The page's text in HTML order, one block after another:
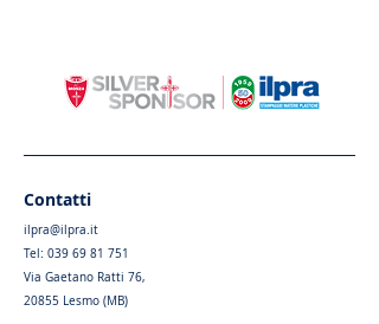
Contatti
ilpra@ilpra.it
Tel: 039 69 81 751
Via Gaetano Ratti 76,
20855 Lesmo (MB)